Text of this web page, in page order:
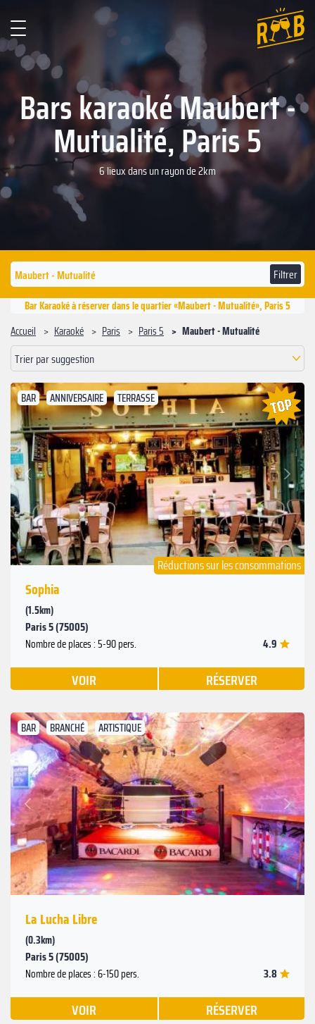
Bars karaoké Maubert -
Mutualité, Paris 5
6 lieux dans un rayon de 2km
Filtrer
Bar Karaoké à réserver dans le quartier «Maubert - Mutualité», Paris 5
Accueil
Karaoké Paris Paris 5 Maubert - Mutualité
Trier par suggestion
BAR ANNIVERSAIRE TERRASSE
Précédent
Suivant
Réductions sur les consommations
Sophia
(1.5km)
Paris 5 (75005)
Nombre de places : 5-90 pers. 4.9
VOIR RÉSERVER
BAR BRANCHÉ ARTISTIQUE
Précédent
Suivant
La Lucha Libre
(0.3km)
Paris 5 (75005)
Nombre de places : 6-150 pers. 3.8
VOIR RÉSERVER